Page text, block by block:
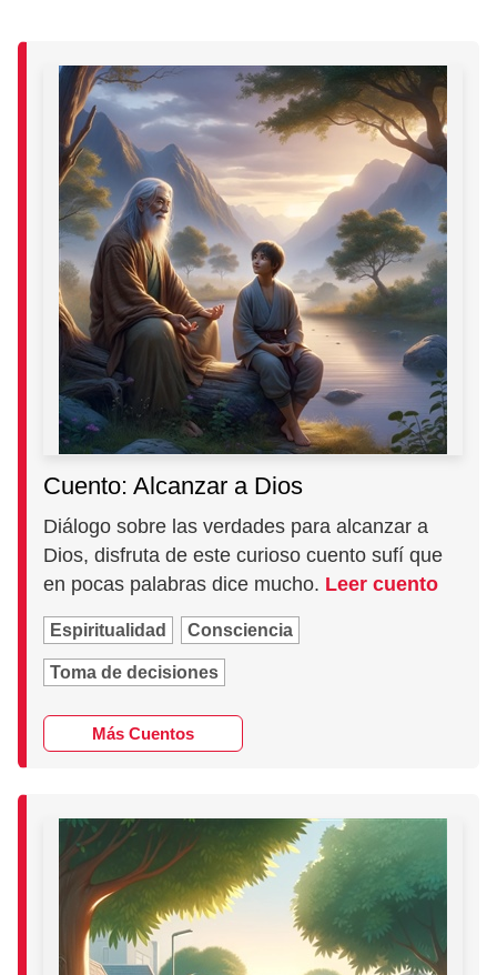
Cuento: Alcanzar a Dios
Diálogo sobre las verdades para alcanzar a
Dios, disfruta de este curioso cuento sufí que
en pocas palabras dice mucho. Leer cuento
Espiritualidad Consciencia
Toma de decisiones
Más Cuentos